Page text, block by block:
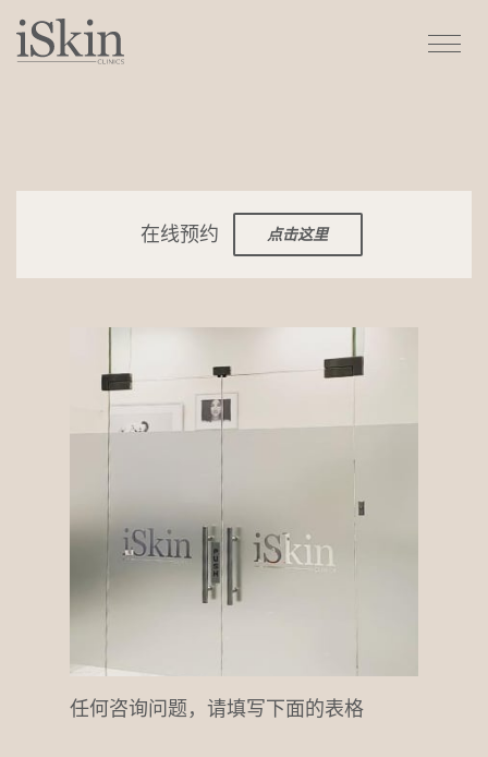
在线预约 点击这里
任何咨询问题，请填写下面的表格